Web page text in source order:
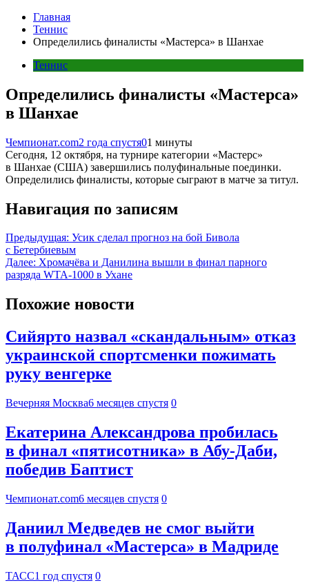
Главная
Теннис
Определились финалисты «Мастерса» в Шанхае
Теннис
Определились финалисты «Мастерса»
в Шанхае
Чемпионат.com2 года спустя01 минуты
Сегодня, 12 октября, на турнире категории «Мастерс»
в Шанхае (США) завершились полуфинальные поединки.
Определились финалисты, которые сыграют в матче за титул.
Навигация по записям
Предыдущая: Усик сделал прогноз на бой Бивола
с Бетербиевым
Далее: Хромачёва и Данилина вышли в финал парного
разряда WTA-1000 в Ухане
Похожие новости
Сийярто назвал «скандальным» отказ
украинской спортсменки пожимать
руку венгерке
Вечерняя Москва6 месяцев спустя 0
Екатерина Александрова пробилась
в финал «пятисотника» в Абу-Даби,
победив Баптист
Чемпионат.com6 месяцев спустя 0
Даниил Медведев не смог выйти
в полуфинал «Мастерса» в Мадриде
ТАСС1 год спустя 0